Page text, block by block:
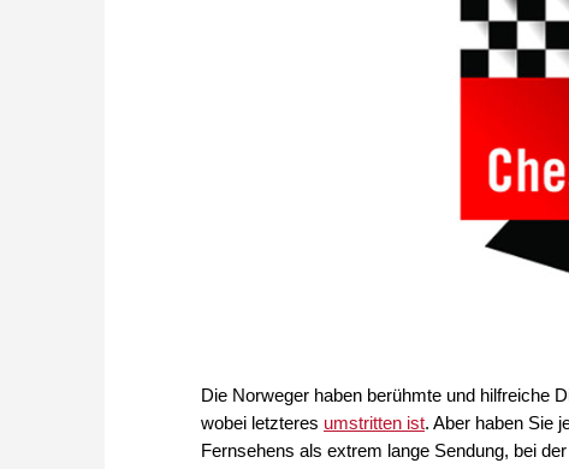
Die Norweger haben berühmte und hilfreiche
wobei letzteres umstritten ist. Aber haben Sie
Fernsehens als extrem lange Sendung, bei